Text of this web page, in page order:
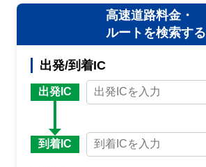
高速道路料金・
ルートを検索する
出発/到着IC
出発IC
到着IC